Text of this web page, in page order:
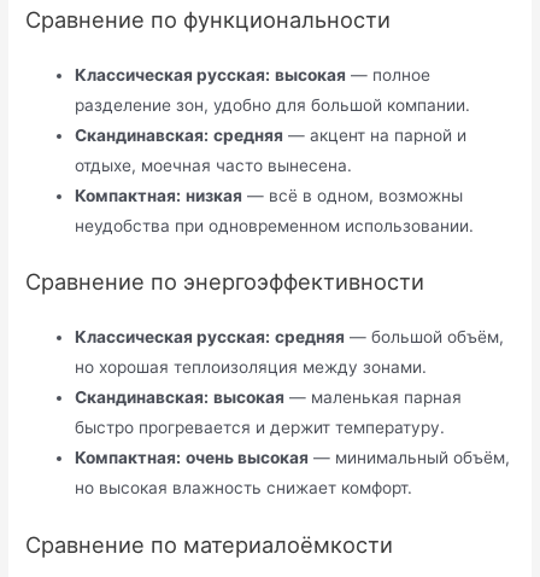
Сравнение по функциональности
Классическая русская: высокая — полное
разделение зон, удобно для большой компании.
Скандинавская: средняя — акцент на парной и
отдыхе, моечная часто вынесена.
Компактная: низкая — всё в одном, возможны
неудобства при одновременном использовании.
Сравнение по энергоэффективности
Классическая русская: средняя — большой объём,
но хорошая теплоизоляция между зонами.
Скандинавская: высокая — маленькая парная
быстро прогревается и держит температуру.
Компактная: очень высокая — минимальный объём,
но высокая влажность снижает комфорт.
Сравнение по материалоёмкости